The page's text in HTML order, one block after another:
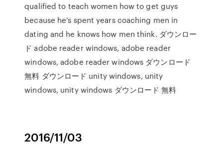
qualified to teach women how to get guys
because he’s spent years coaching men in
dating and he knows how men think. ダウンロー
ド adobe reader windows, adobe reader
windows, adobe reader windows ダウンロード
無料 ダウンロード unity windows, unity
windows, unity windows ダウンロード 無料
2016/11/03